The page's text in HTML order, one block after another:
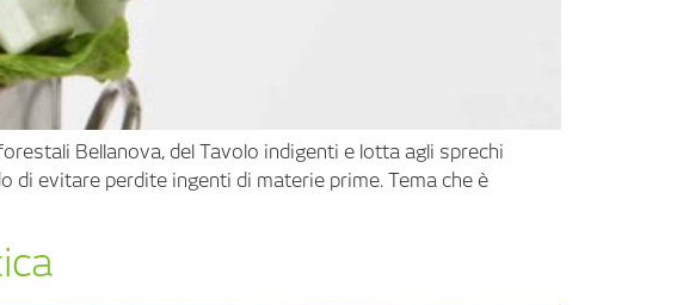
Bellanova, del Tavolo indigenti e lotta agli sprechi
di evitare perdite ingenti di materie prime. Tema che è